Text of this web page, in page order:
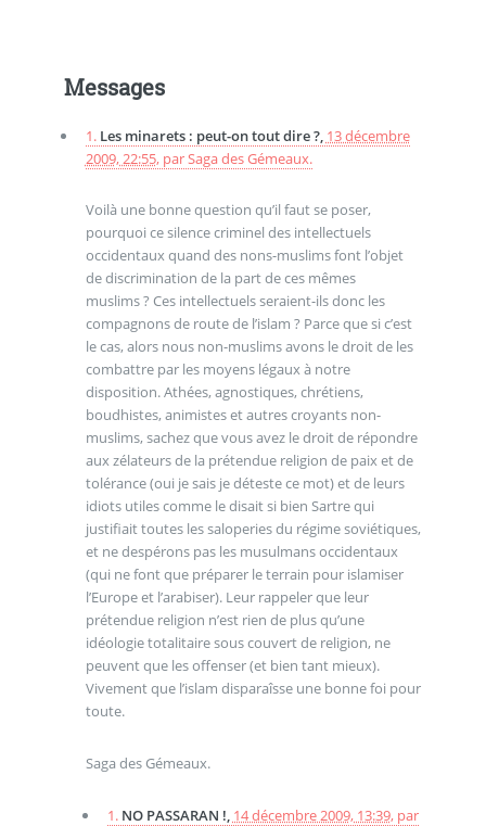
Messages
1. Les minarets : peut-on tout dire ?, 13 décembre
2009, 22:55, parSaga des Gémeaux.
Voilà une bonne question qu’il faut se poser,
pourquoi ce silence criminel des intellectuels
occidentaux quand des nons-muslims font l’objet
de discrimination de la part de ces mêmes
muslims ? Ces intellectuels seraient-ils donc les
compagnons de route de l’islam ? Parce que si c’est
le cas, alors nous non-muslims avons le droit de les
combattre par les moyens légaux à notre
disposition. Athées, agnostiques, chrétiens,
boudhistes, animistes et autres croyants non-
muslims, sachez que vous avez le droit de répondre
aux zélateurs de la prétendue religion de paix et de
tolérance (oui je sais je déteste ce mot) et de leurs
idiots utiles comme le disait si bien Sartre qui
justifiait toutes les saloperies du régime soviétiques,
et ne despérons pas les musulmans occidentaux
(qui ne font que préparer le terrain pour islamiser
l’Europe et l’arabiser). Leur rappeler que leur
prétendue religion n’est rien de plus qu’une
idéologie totalitaire sous couvert de religion, ne
peuvent que les offenser (et bien tant mieux).
Vivement que l’islam disparaîsse une bonne foi pour
toute.
Saga des Gémeaux.
1. NO PASSARAN !, 14 décembre 2009, 13:39, par